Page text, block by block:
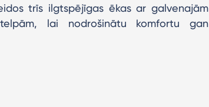
trīs ilgtspējīgas ēkas ar galvenajām
lai nodrošinātu komfortu gan